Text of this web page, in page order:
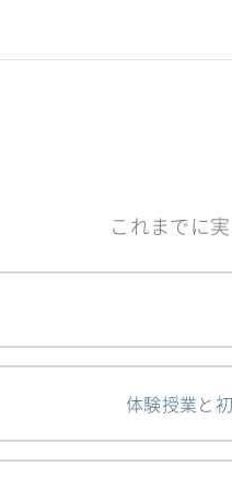
これまでに
体験授業と